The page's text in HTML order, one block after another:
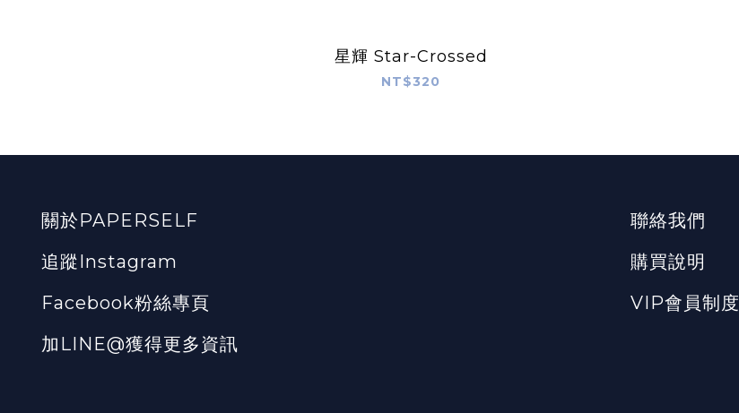
星輝 Star-Crossed
NT$320
關於PAPERSELF
追蹤Instagram
Facebook粉絲專頁
加LINE@獲得更多資訊
聯絡我們
購買說明
VIP會員制度